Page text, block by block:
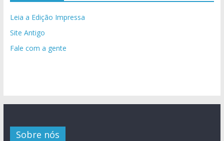
Leia a Edição Impressa
Site Antigo
Fale com a gente
Sobre nós